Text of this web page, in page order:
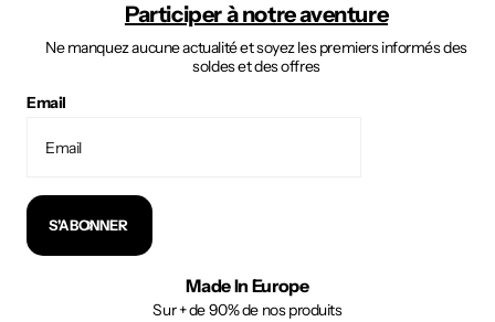
Participer à notre aventure
Ne manquez aucune actualité et soyez les premiers informés des
soldes et des offres
Email
S'ABONNER
Made In Europe
Sur + de 90% de nos produits